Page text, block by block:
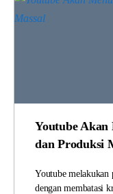
Youtube
dan Produksi
Youtube melakukan
dengan membatasi